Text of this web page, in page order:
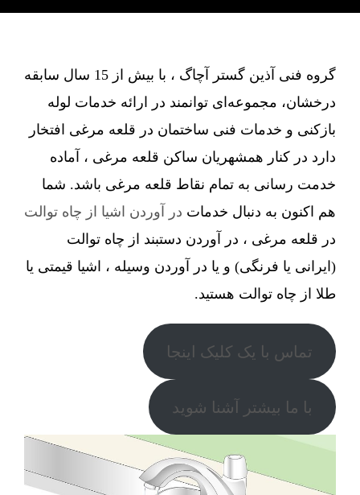
گروه فنی آذین گستر آچاگ ، با بیش از 15 سال سابقه
درخشان، مجموعه‌ای توانمند در ارائه خدمات لوله
بازکنی و خدمات فنی ساختمان در قلعه مرغی افتخار
دارد در کنار همشهریان ساکن قلعه مرغی ، آماده
خدمت رسانی به تمام نقاط قلعه مرغی باشد. شما
هم اکنون به دنبال خدمات در آوردن اشیا از چاه توالت
در قلعه مرغی ، در آوردن دستبند از چاه توالت
(ایرانی یا فرنگی) و یا در آوردن وسیله ، اشیا قیمتی یا
طلا از چاه توالت هستید.
تماس با یک کلیک اینجا
با ما بیشتر آشنا شوید